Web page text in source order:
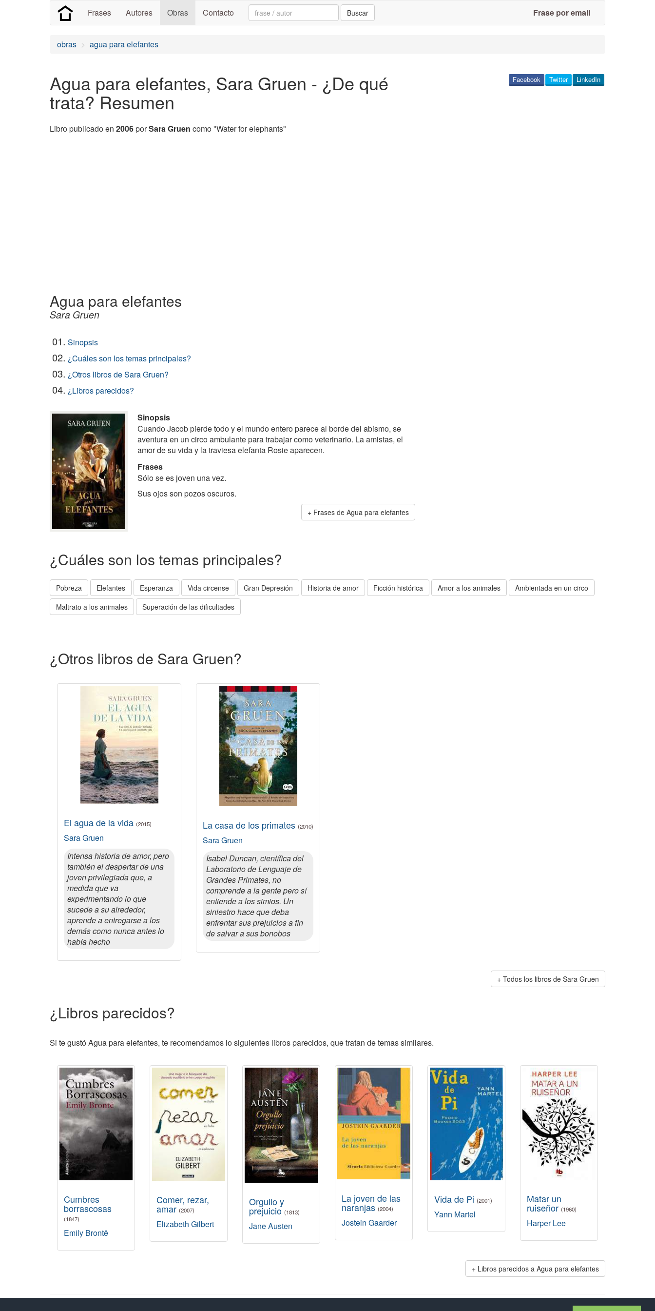
Frases Autores Obras Contacto Search: Buscar Frase por email
obras agua para elefantes
Agua para elefantes, Sara Gruen - ¿De qué
trata? Resumen
Libro publicado en 2006porSara Gruen como "Water for elephants"
LinkedIn
Twitter
Facebook
Agua para elefantes
Sara Gruen
01. Sinopsis
02. ¿Cuáles son los temas principales?
03. ¿Otros libros de Sara Gruen?
04. ¿Libros parecidos?
Sinopsis
Cuando Jacob pierde todo y el mundo entero parece al borde del abismo, se
aventura en un circo ambulante para trabajar como veterinario. La amistas, el
amor de su vida y la traviesa elefanta Rosie aparecen.
Frases
Sólo se es joven una vez.
Sus ojos son pozos oscuros.
Frases de Agua para elefantes
¿Cuáles son los temas principales?
Pobreza Elefantes Esperanza Vida circense Gran Depresión Historia de amor Ficción histórica Amor a los animales
Ambientada en un circo
Maltrato a los animales
Superación de las dificultades
¿Otros libros de Sara Gruen?
El agua de la vida (2015)
Sara Gruen
Intensa historia de amor, pero
también el despertar de una
joven privilegiada que, a
medida que va
experimentando lo que
sucede a su alrededor,
aprende a entregarse a los
demás como nunca antes lo
había hecho
La casa de los primates (2010)
Sara Gruen
Isabel Duncan, científica del
Laboratorio de Lenguaje de
Grandes Primates, no
comprende a la gente pero sí
entiende a los simios. Un
siniestro hace que deba
enfrentar sus prejuicios a fin
de salvar a sus bonobos
Todos los libros de Sara Gruen
¿Libros parecidos?
Si te gustó Agua para elefantes, te recomendamos lo siguientes libros parecidos, que tratan de temas similares.
Cumbres
borrascosas
(1847)
Emily Brontë
Comer, rezar,
amar (2007)
Elizabeth Gilbert
Orgullo y
prejuicio (1813)
Jane Austen
La joven de las
naranjas (2004)
Jostein Gaarder
Vida de Pi (2001)
Yann Martel
Matar un
ruiseñor (1960)
Harper Lee
Libros parecidos a Agua para elefantes